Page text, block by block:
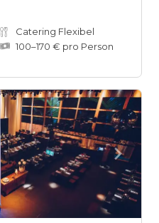
Catering Flexibel
100–170 € pro Person